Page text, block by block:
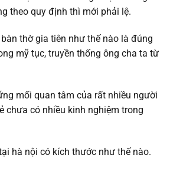
theo quy định thì mới phải lệ.
thờ gia tiên như thế nào là đúng
mỹ tục, truyền thống ông cha ta từ
mối quan tâm của rất nhiều người
chưa có nhiều kinh nghiệm trong
hà nội có kích thước như thế nào.